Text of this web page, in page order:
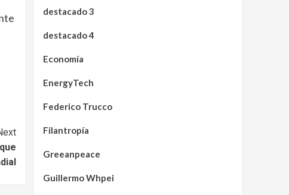
destacado 3
destacado 4
Economía
EnergyTech
Federico Trucco
Filantropía
Greeanpeace
Guillermo Whpei